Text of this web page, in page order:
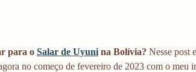
para o Salar de Uyuni na Bolívia? Nesse post
no começo de fevereiro de 2023 com o meu